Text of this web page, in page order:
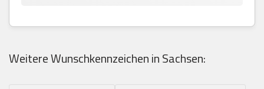
Weitere Wunschkennzeichen in Sachsen: